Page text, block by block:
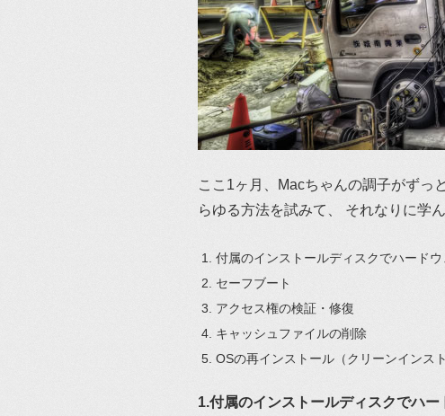
ここ1ヶ月、Macちゃんの調子がずっ
らゆる方法を試みて、 それなりに学
付属のインストールディスクでハードウ
セーフブート
アクセス権の検証・修復
キャッシュファイルの削除
OSの再インストール（クリーンインスト
1.付属のインストールディスクでハー